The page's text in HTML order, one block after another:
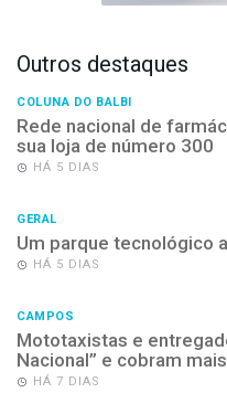
Outros destaques
COLUNA DO BALBI
Rede nacional de
sua loja de número 300
HÁ 5 DIAS
GERAL
Um parque tecnológico
HÁ 5 DIAS
CAMPOS
Mototaxistas e
Nacional” e cobram
HÁ 7 DIAS